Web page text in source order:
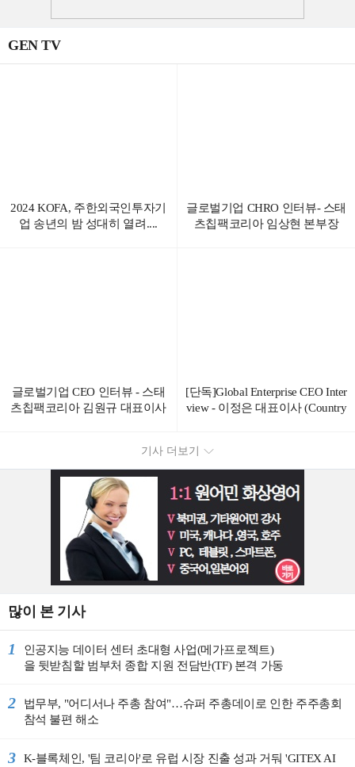
GEN TV
2024 KOFA, 주한외국인투자기
업 송년의 밤 성대히 열려....
글로벌기업 CHRO 인터뷰- 스태
츠칩팩코리아 임상현 본부장
글로벌기업 CEO 인터뷰 - 스태
츠칩팩코리아 김원규 대표이사
[단독]Global Enterprise CEO Inter
view - 이정은 대표이사 (Country
기사 더보기
많이 본 기사
1
인공지능 데이터 센터 초대형 사업(메가프로젝트)
을 뒷받침할 범부처 종합 지원 전담반(TF) 본격 가동
2
법무부, "어디서나 주총 참여"…슈퍼 주총데이로 인한 주주총회
참석 불편 해소
3
K-블록체인, '팀 코리아'로 유럽 시장 진출 성과 거둬 'GITEX AI